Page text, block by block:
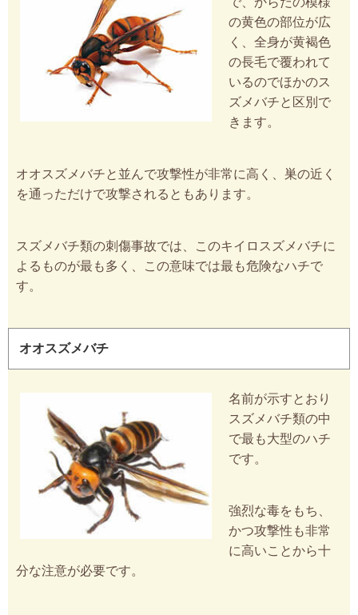
の黄色の部位が広
く、全身が黄褐色
の長毛で覆われて
いるのでほかのス
ズメバチと区別で
きます。
オオスズメバチと並んで攻撃性が非常に高く、巣の近く
を通っただけで攻撃されるともあります。
スズメバチ類の刺傷事故では、このキイロスズメバチに
よるものが最も多く、この意味では最も危険なハチで
す。
オオスズメバチ
名前が示すとおり
スズメバチ類の中
で最も大型のハチ
です。
強烈な毒をもち、
かつ攻撃性も非常
に高いことから十
分な注意が必要です。